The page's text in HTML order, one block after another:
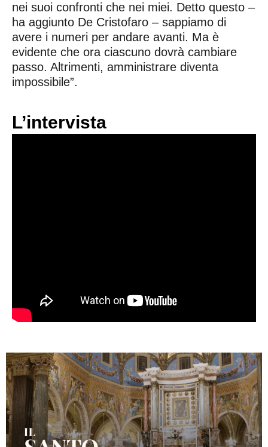
nei suoi confronti che nei miei. Detto questo –
ha aggiunto De Cristofaro – sappiamo di
avere i numeri per andare avanti. Ma è
evidente che ora ciascuno dovrà cambiare
passo. Altrimenti, amministrare diventa
impossibile”.
L’intervista